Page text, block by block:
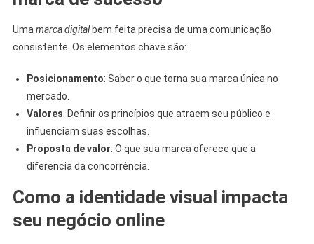
Uma marca digitalbem feita precisa de uma comunicação
consistente. Os elementos chave são:
Posicionamento: Saber o que torna sua marca única no
mercado.
Valores: Definir os princípios que atraem seu público e
influenciam suas escolhas.
Proposta de valor: O que sua marca oferece que a
diferencia da concorrência.
Como a identidade visual impacta
seu negócio online